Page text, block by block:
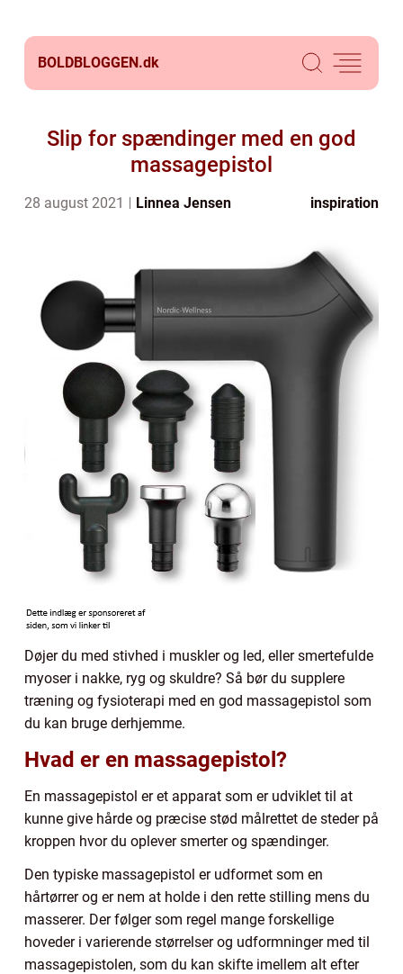
BOLDBLOGGEN.dk
Slip for spændinger med en god
massagepistol
28 august 2021 Linnea Jensen inspiration
Døjer du med stivhed i muskler og led, eller smertefulde
myoser i nakke, ryg og skuldre? Så bør du supplere
træning og fysioterapi med en god massagepistol som
du kan bruge derhjemme.
Hvad er en massagepistol?
En massagepistol er et apparat som er udviklet til at
kunne give hårde og præcise stød målrettet de steder på
kroppen hvor du oplever smerter og spændinger.
Den typiske massagepistol er udformet som en
hårtørrer og er nem at holde i den rette stilling mens du
masserer. Der følger som regel mange forskellige
hoveder i varierende størrelser og udformninger med til
massagepistolen, som du kan skifte imellem alt efter